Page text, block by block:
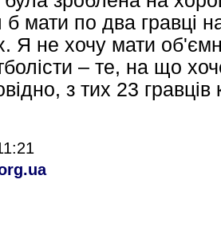
б мати по два гравці
Я не хочу мати
– те, на що
з тих 23